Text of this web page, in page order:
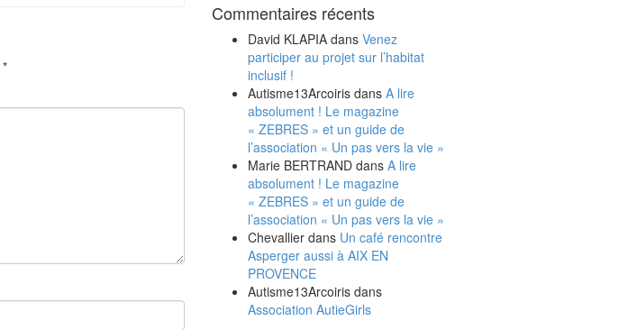
*
Commentaires récents
David KLAPIA dans Venez
participer au projet sur l’habitat
inclusif !
Autisme13Arcoiris dans A lire
absolument ! Le magazine
« ZEBRES » et un guide de
l’association « Un pas vers la vie »
Marie BERTRAND dans A lire
absolument ! Le magazine
« ZEBRES » et un guide de
l’association « Un pas vers la vie »
Chevallier dans Un café rencontre
Asperger aussi à AIX EN
PROVENCE
Autisme13Arcoiris dans
Association AutieGirls